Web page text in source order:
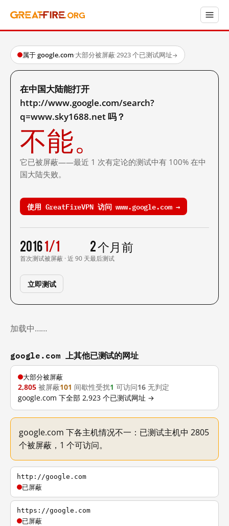
属于 google.com·大部分被屏蔽·2923 个已测试网址→
在中国大陆能打开
http://www.google.com/search?
q=www.sky1688.net 吗？
不能。
它已被屏蔽——最近 1 次有定论的测试中有 100% 在中
国大陆失败。
使用 GreatFireVPN 访问 www.google.com →
2016
首次测试
1/1
被屏蔽 · 近 90 天
2 个月前
最后测试
立即测试
加载中……
google.com 上其他已测试的网址
大部分被屏蔽
2,805 被屏蔽101 间歇性受扰1 可访问16 无判定
google.com 下全部 2,923 个已测试网址 →
google.com 下各主机情况不一：已测试主机中 2805
个被屏蔽，1 个可访问。
http://google.com
已屏蔽
https://google.com
已屏蔽